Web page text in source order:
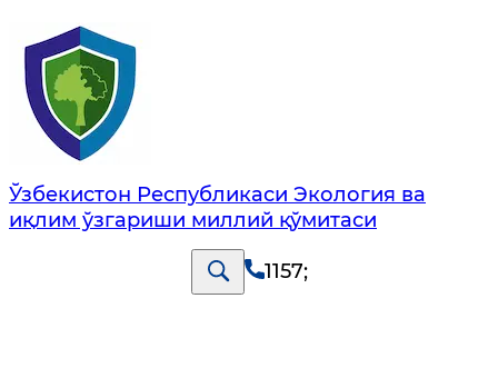
Ўзбекистон Республикаси Экология ва
иқлим ўзгариши миллий қўмитаси
1157;